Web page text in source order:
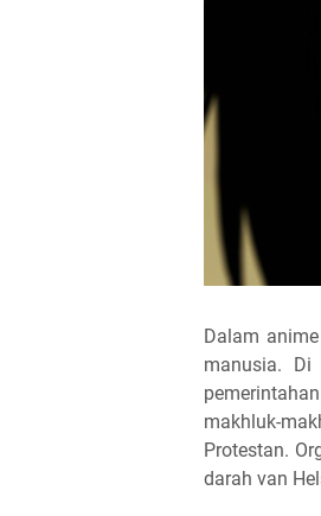
Dalam
manusia.
makhluk-
Protestan.
darah van